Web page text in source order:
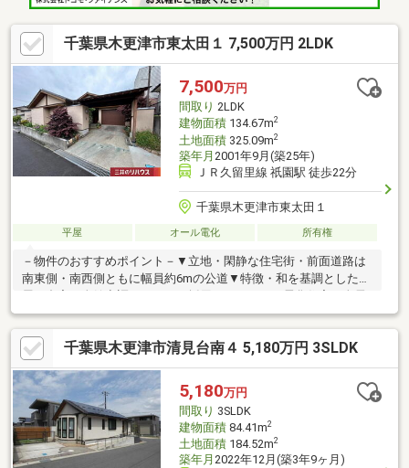
千葉県木更津市東太田１ 7,500万円 2LDK
7,500万円
間取り 2LDK
建物面積134.67m2
土地面積325.09m2
築年月 2001年9月(築25年)
ＪＲ久留里線 祇園駅 徒歩22分
千葉県木更津市東太田１
平屋 オール電化 所有権
－物件のおすすめポイント－▼立地・閑静な住宅街・前面道路は
南東側・南西側ともに幅員約6mの公道▼特徴・和を基調とした平
室南西向き・6帖以上の広さを確保・LD全体を見渡せる対面式キ
ッチン・浴室の壁と天井は木曽檜の無節、浴槽側面は御影石を使
用・四季折々の植栽が楽しめる庭園付・駐車スペース有(車種によ
る)▼周辺環境・仲町公園 徒歩3分(約220m)・ローソン木更津太田
四丁目店 徒歩8分(約570m)■ ご希望の住まい探しをお手伝いしま
す ━━━━━・・・物件の詳細・ご相談はお気軽にお問い合わせ
ください。
千葉県木更津市清見台南４ 5,180万円 3SLDK
5,180万円
間取り 3SLDK
建物面積84.41m2
土地面積184.52m2
築年月 2022年12月(築3年9ヶ月)